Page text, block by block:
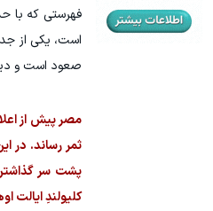
است، یکی از
صعود است و
ثمر رساند. در
پشت سر
کلیولندِ ایالت